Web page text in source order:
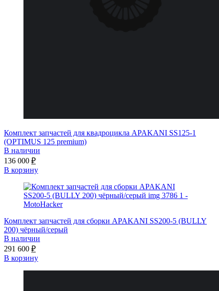
Комплект запчастей для квадроцикла APAKANI SS125-1
(OPTIMUS 125 premium)
В наличии
136 000 ₽
В корзину
Комплект запчастей для сборки APAKANI SS200-5 (BULLY
200) чёрный/серый
В наличии
291 600 ₽
В корзину